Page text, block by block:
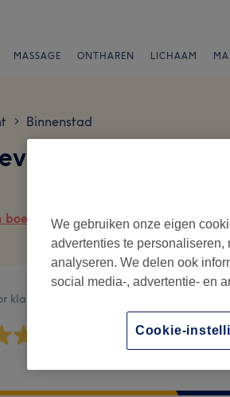
MASSAGE ONTHAREN LICHAAM
> Binnenstad
boek online
klanten na hun bezoek.
Ambiance
We gebruiken onze eigen
advertenties te
analyseren. We delen ook
social media-, advertentie- en
Cookie-